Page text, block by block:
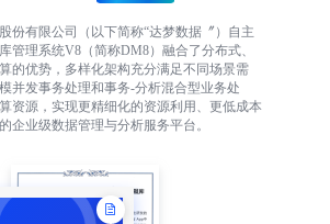
份有限公司（以下简称“达梦数据〞）自主
管理系统V8（简称DM8）融合了分布式、
的优势，多样化架构充分满足不同场景需
并发事务处理和事务-分析混合型业务处
资源，实现更精细化的资源利用、更低成本
企业级数据管理与分析服务平台。